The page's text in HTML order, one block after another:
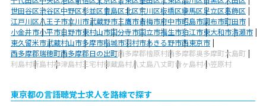
世田谷区渋谷区中野区杉並区豊島区北区荒川区板橋区練馬区足立区葛飾区
江戸川区八王子市立川市武蔵野市三鷹市青梅市府中市昭島市調布市町田市
小金井市小平市日野市東村山市国分寺市国立市福生市狛江市東大和市清瀬市
東久留米市武蔵村山市多摩市稲城市羽村市あきる野市西東京市
西多摩郡瑞穂町西多摩郡日の出町西多摩郡檜原村西多摩郡奥多摩町大島町
利島村新島村神津島村三宅村御蔵島村八丈島八丈町青ヶ島村小笠原村
東京都の言語聴覚士求人を路線で探す